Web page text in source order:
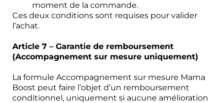
moment de la commande.
Ces deux conditions sont requises pour valider
l’achat.
Article 7 – Garantie de remboursement
(Accompagnement sur mesure uniquement)
La formule Accompagnement sur mesure Mama
Boost peut faire l’objet d’un remboursement
conditionnel, uniquement si aucune amélioration